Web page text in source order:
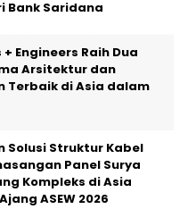
Bank Saridana
Engineers Raih Dua
Arsitektur dan
Terbaik di Asia dalam
Solusi Struktur Kabel
Panel Surya
Kompleks di Asia
ASEW 2026